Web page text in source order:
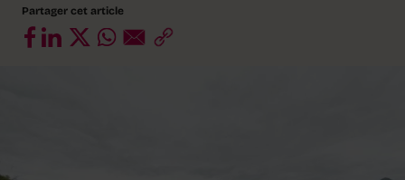
Partager cet article